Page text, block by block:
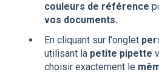
couleurs de référence
vos documents.
En cliquant sur l'onglet
utilisant la petite pipette
choisir exactement le